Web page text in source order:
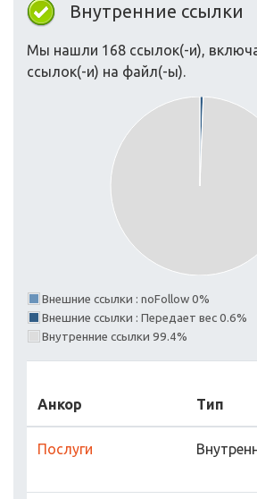
Внутренние ссылки
Мы нашли 168 ссылок(-и),
ссылок(-и) на файл(-ы).
Внешние ссылки : noFollow 0%
Внешние ссылки : Передает вес 0.6%
Внутренние ссылки 99.4%
Анкор Тип
Послуги